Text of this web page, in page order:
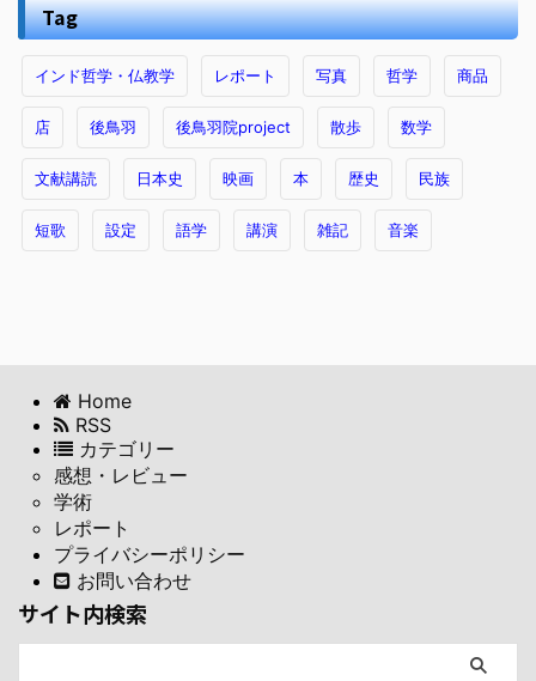
Tag
インド哲学・仏教学 レポート 写真 哲学 商品
店 後鳥羽 後鳥羽院project 散歩 数学
文献講読 日本史 映画 本 歴史 民族
短歌 設定 語学 講演 雑記 音楽
Home
RSS
カテゴリー
感想・レビュー
学術
レポート
プライバシーポリシー
お問い合わせ
サイト内検索